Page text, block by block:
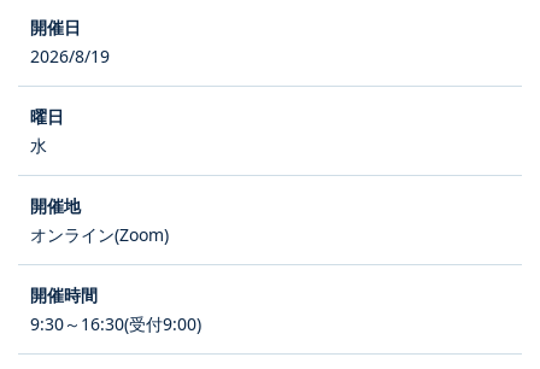
2026/8/19
水
オンライン(Zoom)
9:30～16:30(受付9:00)